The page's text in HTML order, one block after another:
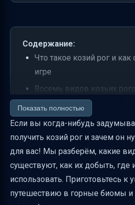
Содержание:
Что такое козий рог и как
игре
Восемь видов козьих
английские названия
Как добыть козий рог —
выпадения
Какие блоки вызывают
Использование козьего
История и развитие
Полезные советы по
Показать полностью
Если вы когда-нибудь
получить козий рог и зачем он
для вас! Мы разберём, какие
существуют, как их добыть, где
использовать. Приготовьтесь к
путешествию в горные биомы и